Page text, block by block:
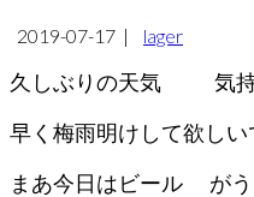
2019-07-17 | lager
久しぶりの天気
気
早く梅雨明けして欲しい
まあ今日はビール
が